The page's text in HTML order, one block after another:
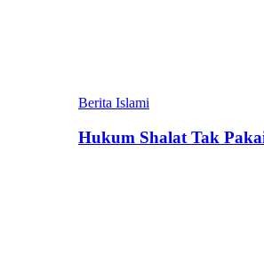
Berita Islami
Hukum Shalat Tak